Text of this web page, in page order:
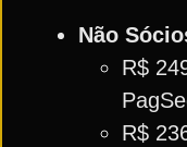
Não
R$
R$